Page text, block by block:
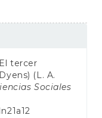
tercer
(L. A.
Sociales